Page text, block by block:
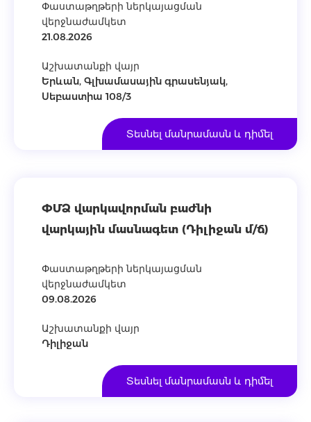
Փաստաթղթերի ներկայացման
վերջնաժամկետ
21.08.2026
Աշխատանքի վայր
Երևան, Գլխամասային գրասենյակ,
Սեբաստիա 108/3
Տեսնել մանրամասն և դիմել
ՓՄՁ վարկավորման բաժնի
վարկային մասնագետ (Դիլիջան մ/ճ)
Փաստաթղթերի ներկայացման
վերջնաժամկետ
09.08.2026
Աշխատանքի վայր
Դիլիջան
Տեսնել մանրամասն և դիմել